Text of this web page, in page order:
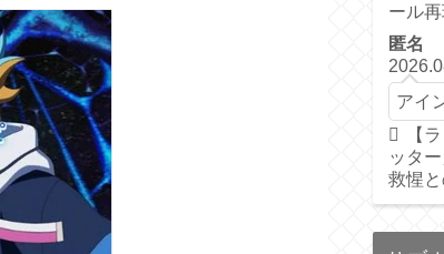
ール再
匿名
アイ
【
ッタ
救惺